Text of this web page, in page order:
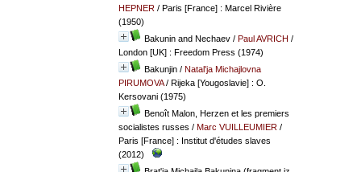
HEPNER/ Paris [France] : Marcel Rivière
(1950)
Bakunin and Nechaev/ Paul AVRICH /
London [UK] : Freedom Press (1974)
Bakunjin/ Natal'ja Michajlovna
PIRUMOVA/ Rijeka [Yougoslavie] : O.
Kersovani (1975)
Benoît Malon, Herzen et les premiers
socialistes russes / Marc VUILLEUMIER/
Paris [France] : Institut d'études slaves
(2012)